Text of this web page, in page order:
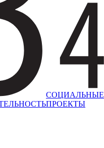
СОЦИАЛЬНЫЕ
ПРОЕКТЫ